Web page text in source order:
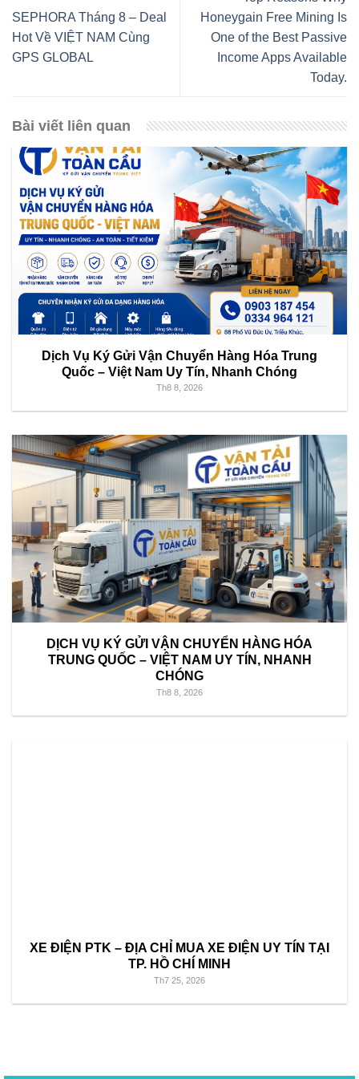
SEPHORA Tháng 8 – Deal
Hot Về VIỆT NAM Cùng
GPS GLOBAL
Honeygain Free Mining Is
One of the Best Passive
Income Apps Available
Today.
Bài viết liên quan
Dịch Vụ Ký Gửi Vận Chuyển Hàng Hóa Trung
Quốc – Việt Nam Uy Tín, Nhanh Chóng
Th8 8, 2026
DỊCH VỤ KÝ GỬI VẬN CHUYỂN HÀNG HÓA
TRUNG QUỐC – VIỆT NAM UY TÍN, NHANH
CHÓNG
Th8 8, 2026
XE ĐIỆN PTK – ĐỊA CHỈ MUA XE ĐIỆN UY TÍN TẠI
TP. HỒ CHÍ MINH
Th7 25, 2026